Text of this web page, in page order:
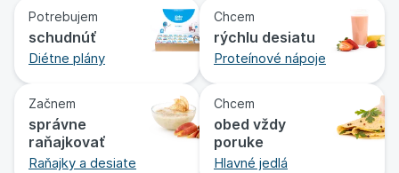
Potrebujem
schudnúť
Diétne plány
Chcem
rýchlu desiatu
Proteínové nápoje
Začnem
správne
raňajkovať
Raňajky a desiate
Chcem
obed vždy
poruke
Hlavné jedlá